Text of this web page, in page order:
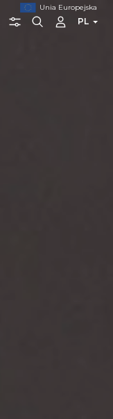
Unia Europejska
PL